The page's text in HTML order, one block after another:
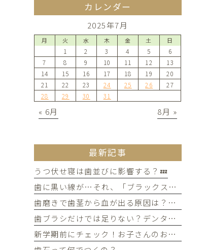
カレンダー
2025年7月
月 火 水 木 金 土 日
1 2 3 4 5
6
7
8 9 10 11 12
13
14
15 16 17 18 19
20
21
22 23 24 25 26
27
28
29 30 31
« 6月 8月 »
最新記事
うつ伏せ寝は歯並びに影響する？💤
歯に黒い線が…それ、「ブラックステイン」かもしれません！
歯磨きで歯茎から血が出る原因は？痛みがなくても受診すべき判断基準
歯ブラシだけでは足りない？デンタルフロスを使うメリット
新学期前にチェック！お子さんのお口の健康、大丈夫？